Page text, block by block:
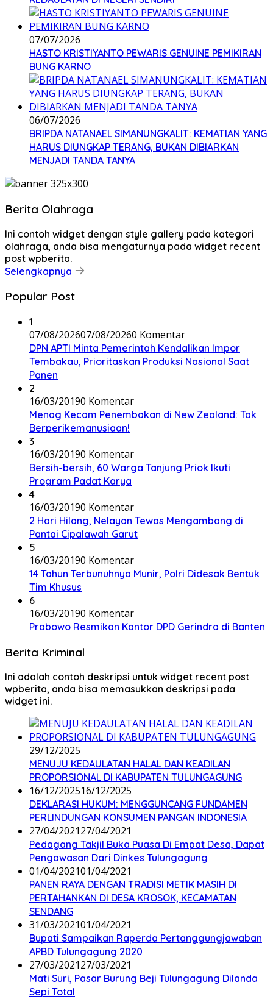
07/07/2026
HASTO KRISTIYANTO PEWARIS GENUINE PEMIKIRAN
BUNG KARNO
06/07/2026
BRIPDA NATANAEL SIMANUNGKALIT: KEMATIAN YANG
HARUS DIUNGKAP TERANG, BUKAN DIBIARKAN
MENJADI TANDA TANYA
Berita Olahraga
Ini contoh widget dengan style gallery pada kategori
olahraga, anda bisa mengaturnya pada widget recent
post wpberita.
Selengkapnya
Popular Post
1
07/08/202607/08/20260 Komentar
DPN APTI Minta Pemerintah Kendalikan Impor
Tembakau, Prioritaskan Produksi Nasional Saat
Panen
2
16/03/20190 Komentar
Menag Kecam Penembakan di New Zealand: Tak
Berperikemanusiaan!
3
16/03/20190 Komentar
Bersih-bersih, 60 Warga Tanjung Priok Ikuti
Program Padat Karya
4
16/03/20190 Komentar
2 Hari Hilang, Nelayan Tewas Mengambang di
Pantai Cipalawah Garut
5
16/03/20190 Komentar
14 Tahun Terbunuhnya Munir, Polri Didesak Bentuk
Tim Khusus
6
16/03/20190 Komentar
Prabowo Resmikan Kantor DPD Gerindra di Banten
Berita Kriminal
Ini adalah contoh deskripsi untuk widget recent post
wpberita, anda bisa memasukkan deskripsi pada
widget ini.
29/12/2025
MENUJU KEDAULATAN HALAL DAN KEADILAN
PROPORSIONAL DI KABUPATEN TULUNGAGUNG
16/12/202516/12/2025
DEKLARASI HUKUM: MENGGUNCANG FUNDAMEN
PERLINDUNGAN KONSUMEN PANGAN INDONESIA
27/04/202127/04/2021
Pedagang Takjil Buka Puasa Di Empat Desa, Dapat
Pengawasan Dari Dinkes Tulungagung
01/04/202101/04/2021
PANEN RAYA DENGAN TRADISI METIK MASIH DI
PERTAHANKAN DI DESA KROSOK, KECAMATAN
SENDANG
31/03/202101/04/2021
Bupati Sampaikan Raperda Pertanggungjawaban
APBD Tulungagung 2020
27/03/202127/03/2021
Mati Suri, Pasar Burung Beji Tulungagung Dilanda
Sepi Total